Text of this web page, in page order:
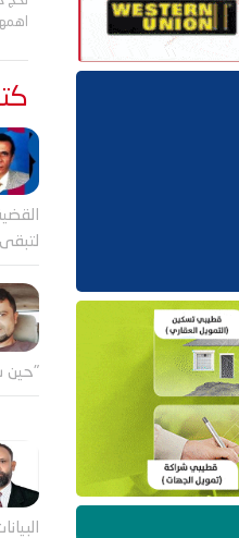
لتبقى
"حين